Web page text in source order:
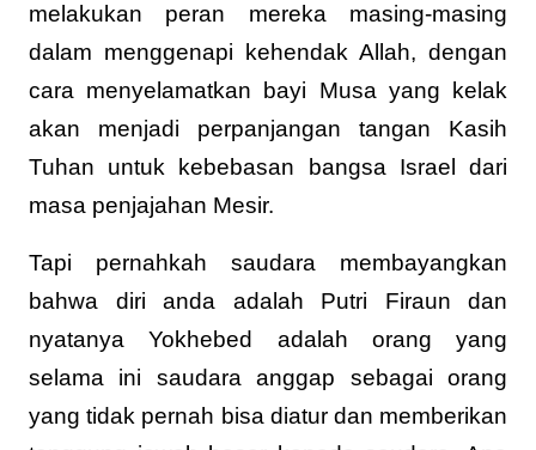
melakukan peran mereka masing-masing
dalam menggenapi kehendak Allah, dengan
cara menyelamatkan bayi Musa yang kelak
akan menjadi perpanjangan tangan Kasih
Tuhan untuk kebebasan bangsa Israel dari
masa penjajahan Mesir.
Tapi pernahkah saudara membayangkan
bahwa diri anda adalah Putri Firaun dan
nyatanya Yokhebed adalah orang yang
selama ini saudara anggap sebagai orang
yang tidak pernah bisa diatur dan memberikan